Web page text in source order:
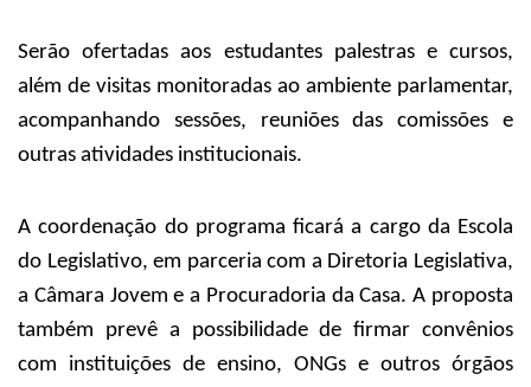
Serão ofertadas aos estudantes palestras e cursos,
além de visitas monitoradas ao ambiente parlamentar,
acompanhando sessões, reuniões das comissões e
outras atividades institucionais.
A coordenação do programa ficará a cargo da Escola
do Legislativo, em parceria com a Diretoria Legislativa,
a Câmara Jovem e a Procuradoria da Casa. A proposta
também prevê a possibilidade de firmar convênios
com instituições de ensino, ONGs e outros órgãos